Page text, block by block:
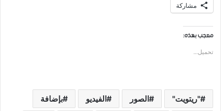
مشاركة
معجب بهذه:
تحميل...
"ريتويت" الصور الفيديو بإضافة